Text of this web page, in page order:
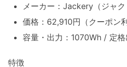
メーカー：Jackery（ジャク
価格：62,910円（クーポン利
容量・出力：1070Wh / 定
特徴